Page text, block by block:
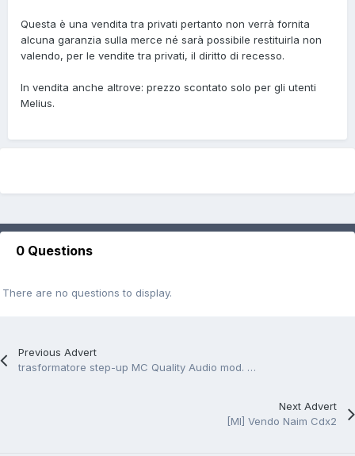
Questa è una vendita tra privati pertanto non verrà fornita
alcuna garanzia sulla merce né sarà possibile restituirla non
valendo, per le vendite tra privati, il diritto di recesso.
In vendita anche altrove: prezzo scontato solo per gli utenti
Melius.
0 Questions
There are no questions to display.
Previous Advert
trasformatore step-up MC Quality Audio mod. ZH-1
Next Advert
[MI] Vendo Naim Cdx2